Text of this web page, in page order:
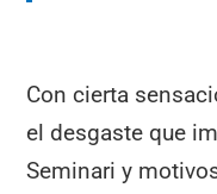
Con cierta
el desgaste que
Seminari y